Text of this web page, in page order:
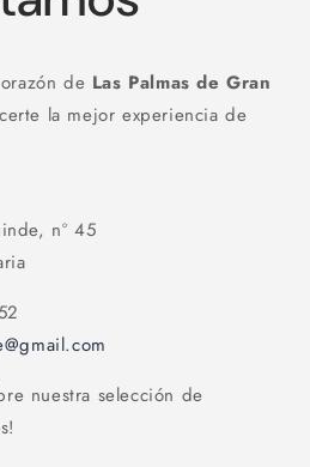
de Las Palmas de Gran
la mejor experiencia de
nº 45
nuestra selección de